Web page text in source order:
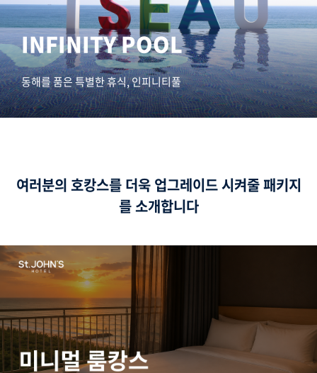
INFINITY POOL
동해를 품은 특별한 휴식, 인피니티풀
여러분의 호캉스를 더욱 업그레이드 시켜줄 패키지
를 소개합니다